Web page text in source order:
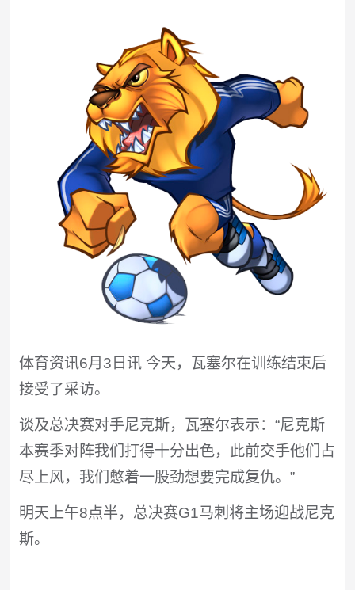
体育资讯6月3日讯 今天，瓦塞尔在训练结束后
接受了采访。
谈及总决赛对手尼克斯，瓦塞尔表示：“尼克斯
本赛季对阵我们打得十分出色，此前交手他们占
尽上风，我们憋着一股劲想要完成复仇。”
明天上午8点半，总决赛G1马刺将主场迎战尼克
斯。